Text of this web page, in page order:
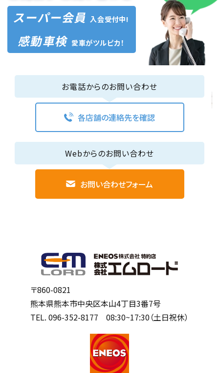
スーパー会員 入会受付中!
感動車検 愛車がツルピカ！
お電話からのお問い合わせ
各店舗の連絡先を確認
Webからのお問い合わせ
お問い合わせフォーム
〒860-0821
熊本県熊本市中央区本山4丁目3番7号
TEL. 096-352-8177 08:30~17:30（土日祝休）